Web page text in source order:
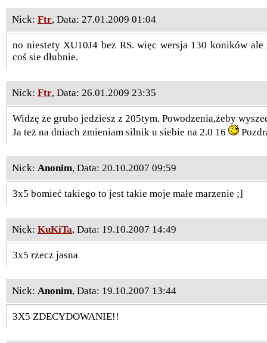
Nick: Ftr, Data: 27.01.2009 01:04
no niestety XU10J4 bez RS. więc wersja 130 koników
coś sie dłubnie.
Nick: Ftr, Data: 26.01.2009 23:35
Widzę że grubo jedziesz z 205tym. Powodzenia,żeby
Ja też na dniach zmieniam silnik u siebie na 2.0 16
Nick: Anonim, Data: 20.10.2007 09:59
3x5 bomieć takiego to jest takie moje małe marzenie ;]
Nick: KuKiTa, Data: 19.10.2007 14:49
3x5 rzecz jasna
Nick: Anonim, Data: 19.10.2007 13:44
3X5 ZDECYDOWANIE!!